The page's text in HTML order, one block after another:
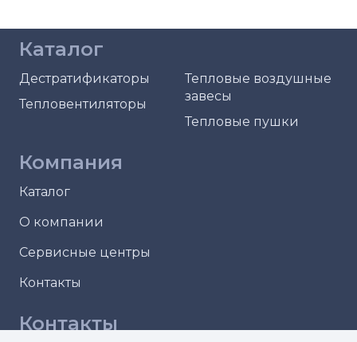
Каталог
Дестратификаторы
Тепловентиляторы
Тепловые воздушные
завесы
Тепловые пушки
Компания
Каталог
О компании
Сервисные центры
Контакты
Контакты